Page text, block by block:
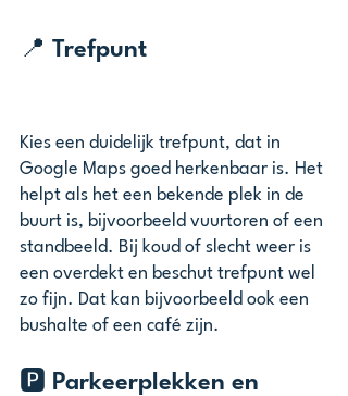
📍 Trefpunt
Kies een duidelijk trefpunt, dat in
Google Maps goed herkenbaar is. Het
helpt als het een bekende plek in de
buurt is, bijvoorbeeld vuurtoren of een
standbeeld. Bij koud of slecht weer is
een overdekt en beschut trefpunt wel
zo fijn. Dat kan bijvoorbeeld ook een
bushalte of een café zijn.
🅿️ Parkeerplekken en